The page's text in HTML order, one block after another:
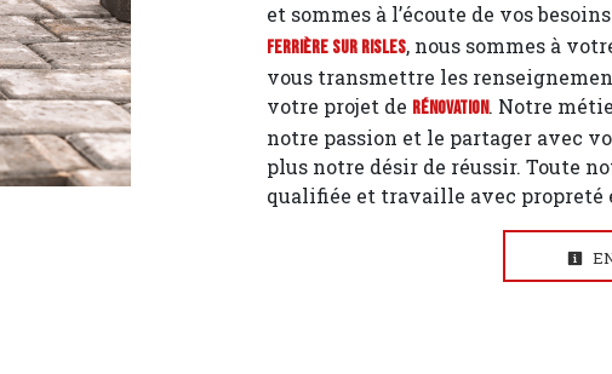
et sommes à l’écoute de vos
Ferrière sur Risles, nous sommes à
vous transmettre les
votre projet de Rénovation. Notre
notre passion et le partager avec
plus notre désir de réussir. Toute
qualifiée et travaille avec propreté